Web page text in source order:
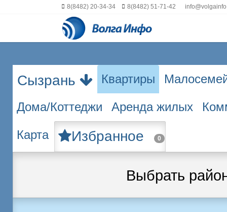
8(8482) 20-34-34 8(8482) 51-71-42
Сызрань Квартиры
Дома/Коттеджи Аренда жилых
Карта Избранное 0
Выбрать